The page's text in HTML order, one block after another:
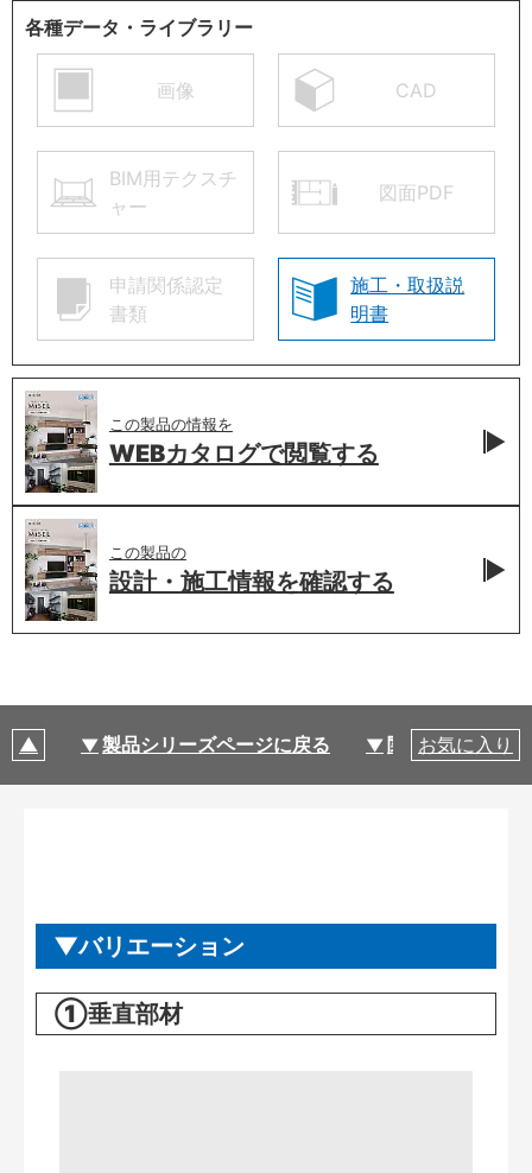
各種データ・ライブラリー
画像 CAD
BIM用テクスチ
ャー
図面PDF
申請関係認定
書類
施工・取扱説
明書
この製品の情報を
WEBカタログで閲覧する
この製品の
設計・施工情報を確認する
製品シリーズページに戻る 関連部材・関連
お気に入り
バリエーション
①垂直部材